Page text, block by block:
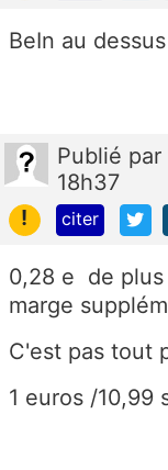
BeIn au
Publié par
18h37
!
citer
0,28 e de plus
marge
C'est pas tout
1 euros /10,99